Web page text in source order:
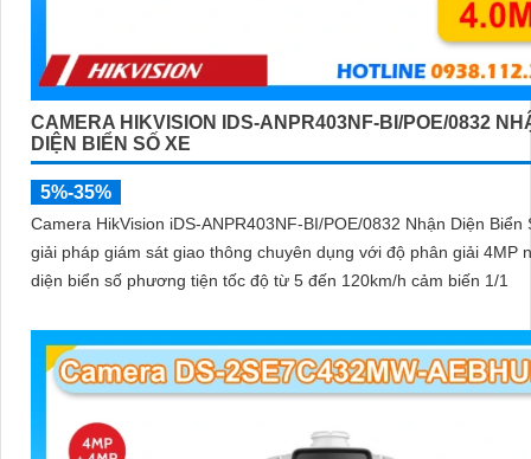
CAMERA HIKVISION IDS-ANPR403NF-BI/POE/0832
DIỆN BIỂN SỐ XE
5%-35%
Camera HikVision iDS-ANPR403NF-BI/POE/0832 Nhận Diện Biển
giải pháp giám sát giao thông chuyên dụng với độ phân giải 4MP
diện biển số phương tiện tốc độ từ 5 đến 120km/h cảm biến 1/1